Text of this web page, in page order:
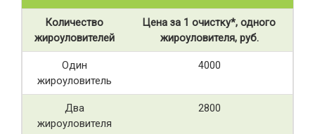
Количество
жироуловителей
Цена за 1 очистку*, одного
жироуловителя, руб.
Один
жироуловитель
4000
Два
жироуловителя
2800